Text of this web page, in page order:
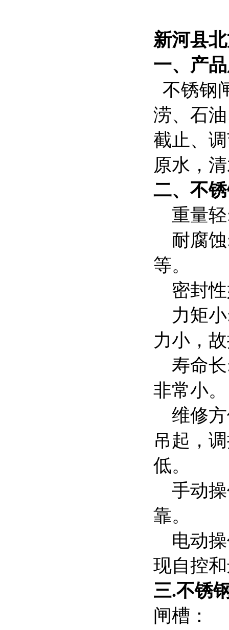
新河县
一、 产
不锈钢
涝、石
截止、
原水，
二、 不
重量轻
耐腐蚀
等。
密封性
力矩小
力小，
寿命长
非常小。
维修方
吊起，
低。
手动操
靠。
电动操
现自控
三.不锈
闸槽